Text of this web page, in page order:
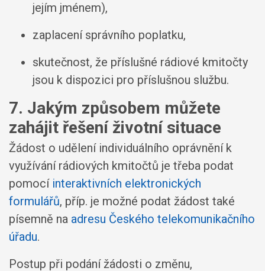
jejím jménem),
zaplacení správního poplatku,
skutečnost, že příslušné rádiové kmitočty
jsou k dispozici pro příslušnou službu.
7. Jakým způsobem můžete
zahájit řešení životní situace
Žádost o udělení individuálního oprávnění k
využívání rádiových kmitočtů je třeba podat
pomocí interaktivních elektronických
formulářů, příp. je možné podat žádost také
písemně na adresu Českého telekomunikačního
úřadu.
Postup při podání žádosti o změnu,